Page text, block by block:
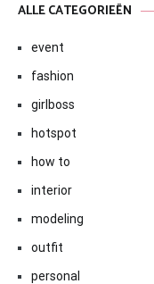
ALLE CATEGORIEËN
event
fashion
girlboss
hotspot
how to
interior
modeling
outfit
personal